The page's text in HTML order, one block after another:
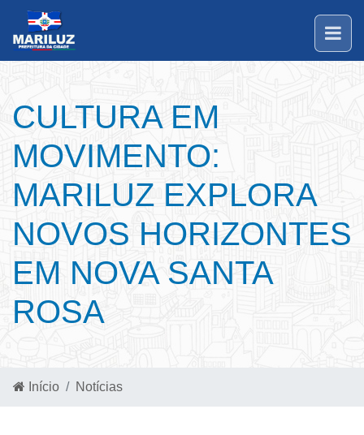
CULTURA EM
MOVIMENTO:
MARILUZ EXPLORA
NOVOS HORIZONTES
EM NOVA SANTA
ROSA
Início Notícias